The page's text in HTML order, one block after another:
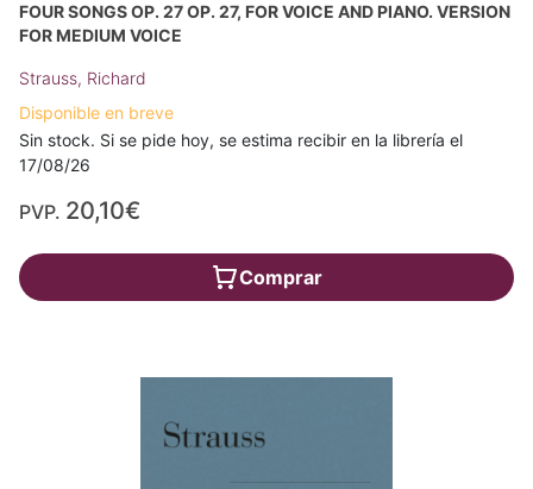
FOUR SONGS OP. 27 OP. 27, FOR VOICE AND PIANO. VERSION
FOR MEDIUM VOICE
Strauss, Richard
Disponible en breve
Sin stock. Si se pide hoy, se estima recibir en la librería el
17/08/26
PVP. 20,10€
Comprar